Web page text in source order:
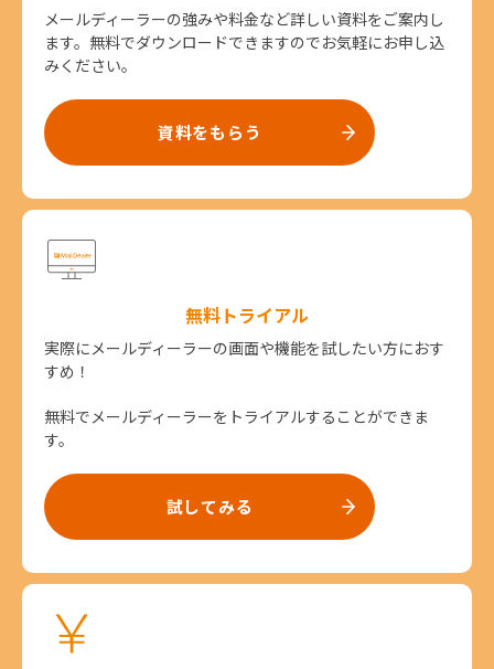
メールディーラーの強みや料金など詳しい資料をご案内し
ます。無料でダウンロードできますのでお気軽にお申し込
みください。
資料をもらう
無料トライアル
実際にメールディーラーの画面や機能を試したい方におす
すめ！
無料でメールディーラーをトライアルすることができま
す。
試してみる